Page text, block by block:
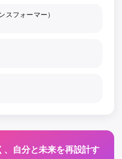
フォーマー）
、自分と未来を再設計す